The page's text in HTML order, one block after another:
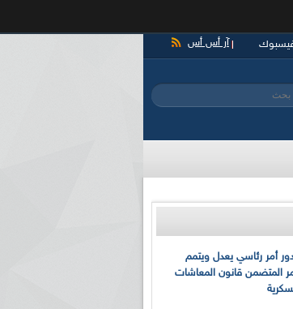
آر أس أس
البحث
أمر رئاسي يعدل ويتمم
المتضمن قانون المعاشات